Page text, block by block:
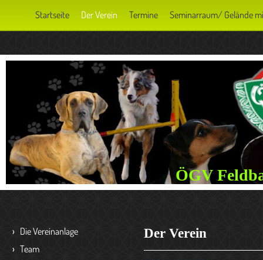
Startseite Der Verein Termine Seminarraum/ Gelände
ÖGV
Die Vereinanlage
Team
Der Verein